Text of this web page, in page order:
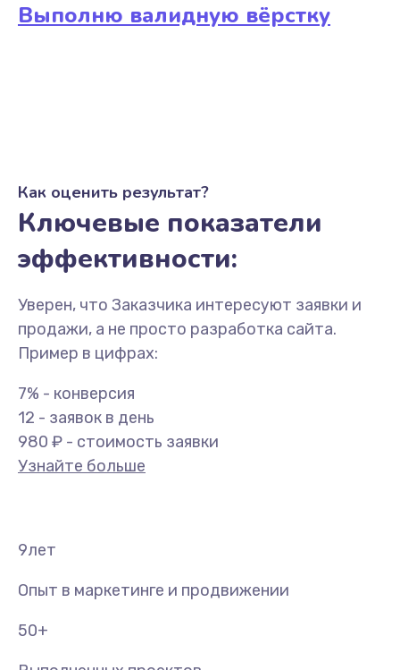
Выполню валидную вёрстку
Как оценить результат?
Ключевые показатели
эффективности:
Уверен, что Заказчика интересуют заявки и
продажи, а не просто разработка сайта.
Пример в цифрах:
7% - конверсия
12 - заявок в день
980 ₽ - стоимость заявки
Узнайте больше
9лет
Опыт в маркетинге и продвижении
50+